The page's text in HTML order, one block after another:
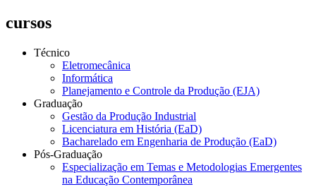
cursos
Técnico
Eletromecânica
Informática
Planejamento e Controle da Produção (EJA)
Graduação
Gestão da Produção Industrial
Licenciatura em História (EaD)
Bacharelado em Engenharia de Produção (EaD)
Pós-Graduação
Especialização em Temas e Metodologias Emergentes
na Educação Contemporânea